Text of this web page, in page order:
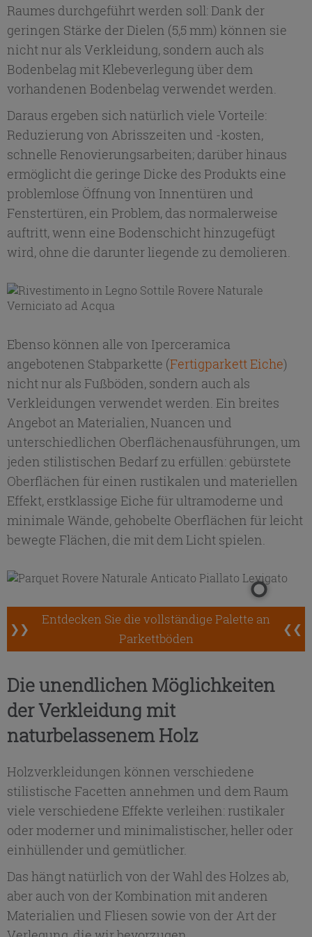
Raumes durchgeführt werden soll: Dank der
geringen Stärke der Dielen (5,5 mm) können sie
nicht nur als Verkleidung, sondern auch als
Bodenbelag mit Klebeverlegung über dem
vorhandenen Bodenbelag verwendet werden.
Daraus ergeben sich natürlich viele Vorteile:
Reduzierung von Abrisszeiten und -kosten,
schnelle Renovierungsarbeiten; darüber hinaus
ermöglicht die geringe Dicke des Produkts eine
problemlose Öffnung von Innen­türen und
Fenstertüren, ein Problem, das normalerweise
auftritt, wenn eine Bodenschicht hinzugefügt
wird, ohne die darunter liegende zu demolieren.
Ebenso können alle von Iperceramica
angebotenen Stabparkette (Fertigparkett Eiche)
nicht nur als Fußböden, sondern auch als
Verkleidungen verwendet werden. Ein breites
Angebot an Materialien, Nuancen und
unterschiedlichen Oberflächen­ausführungen, um
jeden stilistischen Bedarf zu erfüllen: gebürstete
Oberflächen für einen rustikalen und materiellen
Effekt, erstklassige Eiche für ultramoderne und
minimale Wände, gehobelte Oberflächen für leicht
bewegte Flächen, die mit dem Licht spielen.
❯❯
Entdecken Sie die vollständige Palette an
Parkettböden
❮❮
Die unendlichen Möglichkeiten
der Verkleidung mit
naturbelassenem Holz
Holzverkleidungen können verschiedene
stilistische Facetten annehmen und dem Raum
viele verschiedene Effekte verleihen: rustikaler
oder moderner und minimalistischer, heller oder
einhüllender und gemütlicher.
Das hängt natürlich von der Wahl des Holzes ab,
aber auch von der Kombination mit anderen
Materialien und Fliesen sowie von der Art der